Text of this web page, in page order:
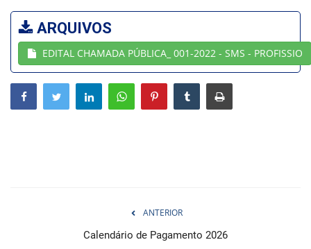
Webmail
Contato
ARQUIVOS
EDITAL CHAMADA PÚBLICA_ 001-2022 - SMS - PROFISSIO
ANTERIOR
Calendário de Pagamento 2026